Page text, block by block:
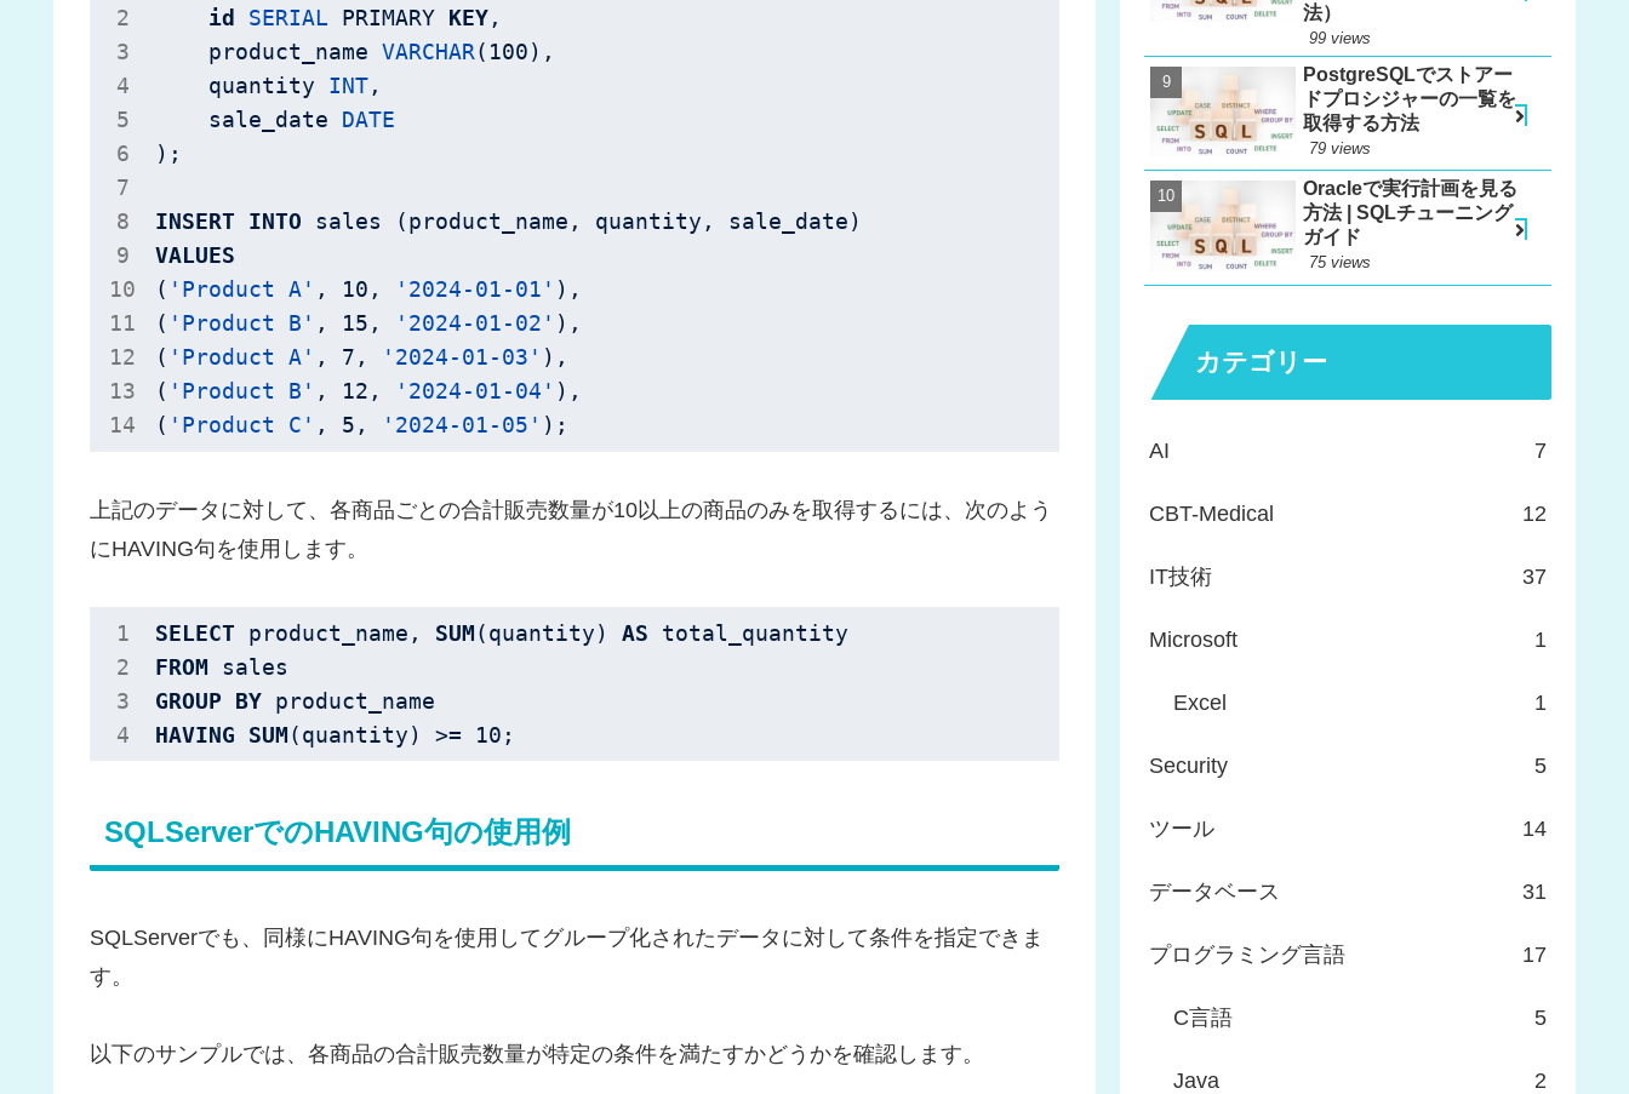
id
SERIAL PRIMARY KEY,
    product_name
VARCHAR( 100),
    quantity
INT,
    sale_date
DATE
);
INSERT INTO
VALUES
( 'Product A' , 10 , '2024-01-01' ),
( 'Product B' , 15 , '2024-01-02' ),
( 'Product A' , 7 , '2024-01-03' ),
( 'Product B' , 12 , '2024-01-04' ),
( 'Product C' , 5 , '2024-01-05' );
上記のデータに対して、各商品ごとの合計販売数量が10以上の商品のみを取得するには、次のよう
にHAVING句を使用します。
SELECT product_name, SUM(quantity) AS
FROM
GROUP
BY
HAVING
SUM(quantity) >= 10 ;
SQLServerでのHAVING句の使用例
SQLServerでも、同様にHAVING句を使用してグループ化されたデータに対して条件を指定できま
す。
以下のサンプルでは、各商品の合計販売数量が特定の条件を満たすかどうかを確認します。
法）
99 views
PostgreSQLでストアー
ドプロシジャーの一覧を
取得する方法
79 views
Oracleで実行計画を見る
方法 | SQLチューニング
ガイド
75 views
カテゴリー
AI 7
CBT-Medical 12
IT技術 37
Microsoft 1
Excel 1
Security 5
ツール 14
データベース 31
プログラミング言語 17
C言語 5
Java 2